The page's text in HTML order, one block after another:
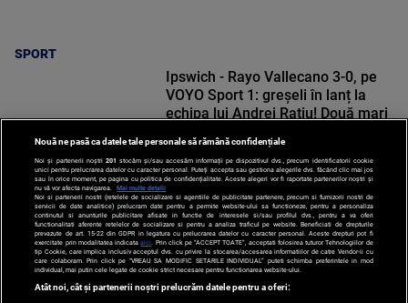
SPORT
SPORT
Ipswich - Rayo Vallecano 3-0, pe
VOYO Sport 1: greșeli în lanț la
echipa lui Andrei Rațiu! Două mari
Nouă ne pasă ca datele tale personale să rămână confidențiale
Noi și partenerii noștri 201 stocăm și/sau accesăm informații pe dispozitivul dvs., precum identificatorii cookie
unici pentru prelucrarea datelor cu caracter personal. Puteți accepta sau gestiona alegerile dvs. făcând clic mai jos
sau în orice moment, pe pagina cu politica de confidențialitate. Aceste alegeri vor fi raportate partenerilor noștri și
nu vă vor afecta navigarea.
Mai multe detalii
Noi si partenerii nostri (retelele de socializare si agentiile de publicitate partenere, precum si furnizorii nostri de
servicii de date analitice) prelucram date pentru a permite website-ului sa functioneze, pentru a personaliza
continutul si anunturile publicitare afisate in functie de interesele si/sau profilul dvs., pentru a va oferi
functionalitati aferente retelelor de socializare si pentru a analiza traficul pe website. Beneficiati de drepturile
prevazute de art. 15-22 din GDPR in legatura cu prelucrarea datelor cu caracter personal. Aceste drepturi pot fi
exercitate prin modalitatea indicataaici . Prin click pe “ACCEPT TOATE”, acceptati folosirea tuturor Tehnologiilor de
tip Cookie, care implica inclusiv acceptul dvs. cu privire la stocarea/accesarea informatiilor de catre Vendor-ii cu
care colaboram. Prin click pe “VREAU SA MODIFIC SETARILE INDIVIDUAL” puteti schimba preferintele in mod
individual, mai putin cele legate de cookie strict necesare pentru functionarea website-ului.
Atât noi, cât și partenerii noștri prelucrăm datele pentru a oferi: